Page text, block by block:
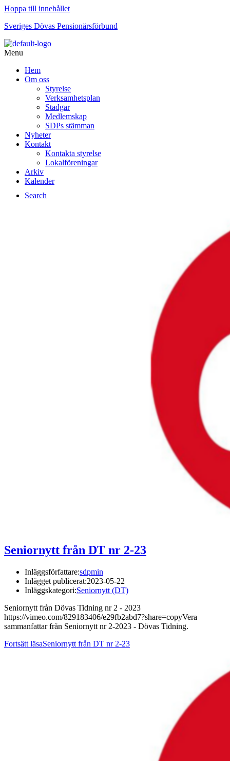
Hoppa till innehållet
Sveriges Dövas Pensionärsförbund
Menu
Hem
Om oss
Styrelse
Verksamhetsplan
Stadgar
Medlemskap
SDPs stämman
Nyheter
Kontakt
Kontakta styrelse
Lokalföreningar
Arkiv
Kalender
Search
Seniornytt från DT nr 2-23
Inläggsförfattare:sdpmin
Inlägget publicerat:2023-05-22
Inläggskategori:Seniornytt (DT)
Seniornytt från Dövas Tidning nr 2 - 2023
https://vimeo.com/829183406/e29fb2abd7?share=copyVera
sammanfattar från Seniornytt nr 2-2023 - Dövas Tidning.
Fortsätt läsaSeniornytt från DT nr 2-23